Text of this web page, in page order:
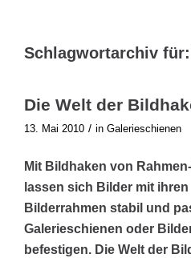
Schlagwortarchiv für:
Die Welt der
13. Mai 2010 / in Galerieschienen
Mit Bildhaken von
lassen sich Bilder mit ihren
Bilderrahmen stabil und
Galerieschienen oder
befestigen. Die Welt der